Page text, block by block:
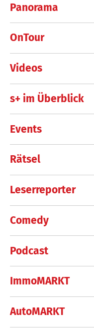
Panorama
OnTour
Videos
s+ im Überblick
Events
Rätsel
Leserreporter
Comedy
Podcast
ImmoMARKT
AutoMARKT